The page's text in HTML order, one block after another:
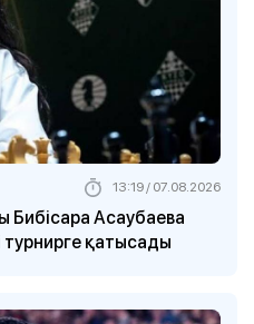
Асаубаева
қатысады
13:19 / 07.08.2026